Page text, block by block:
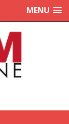
MENU